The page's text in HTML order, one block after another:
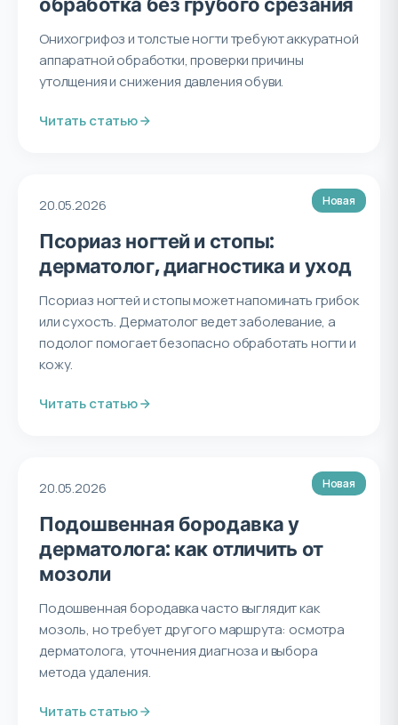
Онихогрифоз и толстые ногти требуют аккуратной
аппаратной обработки, проверки причины
утолщения и снижения давления обуви.
Читать статью
Новая
20.05.2026
Псориаз ногтей и стопы:
дерматолог, диагностика и уход
Псориаз ногтей и стопы может напоминать грибок
или сухость. Дерматолог ведет заболевание, а
подолог помогает безопасно обработать ногти и
кожу.
Читать статью
Новая
20.05.2026
Подошвенная бородавка у
дерматолога: как отличить от
мозоли
Подошвенная бородавка часто выглядит как
мозоль, но требует другого маршрута: осмотра
дерматолога, уточнения диагноза и выбора
метода удаления.
Читать статью